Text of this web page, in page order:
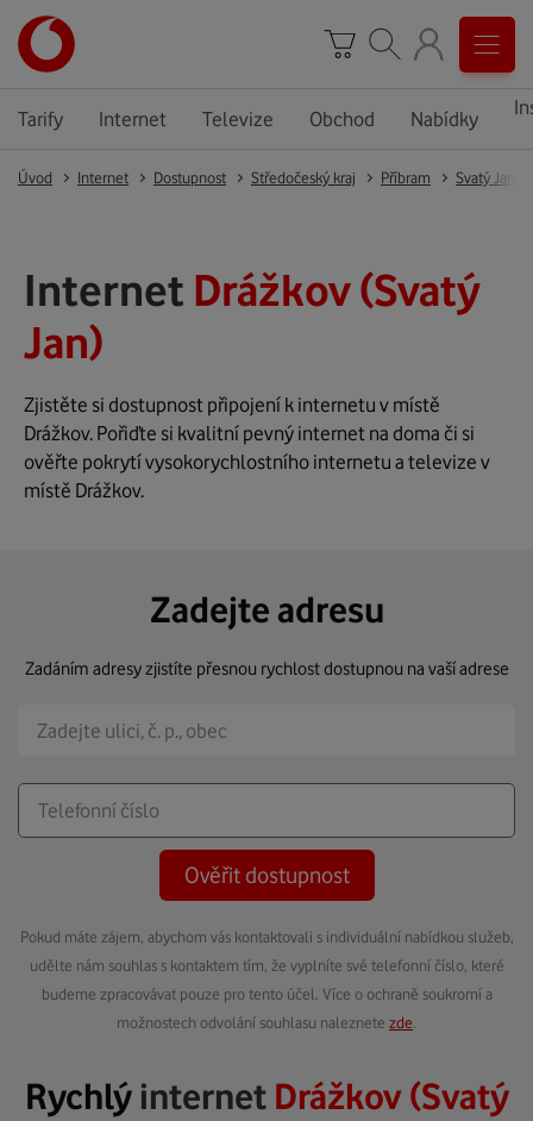
Tarify Internet Televize Obchod Nabídky
Úvod Internet Dostupnost Středočeský kraj Příbram Svatý Jan
Internet Drážkov (Svatý
Jan)
Zjistěte si dostupnost připojení k internetu v místě
Drážkov. Pořiďte si kvalitní pevný internet na doma či si
ověřte pokrytí vysokorychlostního internetu a televize v
místě Drážkov.
Zadejte adresu
Zadáním adresy zjistíte přesnou rychlost dostupnou na vaší adrese
Ověřit dostupnost
Pokud máte zájem, abychom vás kontaktovali s individuální nabídkou služeb,
udělte nám souhlas s kontaktem tím, že vyplníte své telefonní číslo, které
budeme zpracovávat pouze pro tento účel. Více o ochraně soukromí a
možnostech odvolání souhlasu naleznete zde
Rychlýinternet Drážkov (Svatý